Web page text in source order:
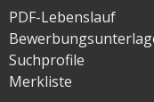
PDF-Lebenslauf
Suchprofile
Merkliste